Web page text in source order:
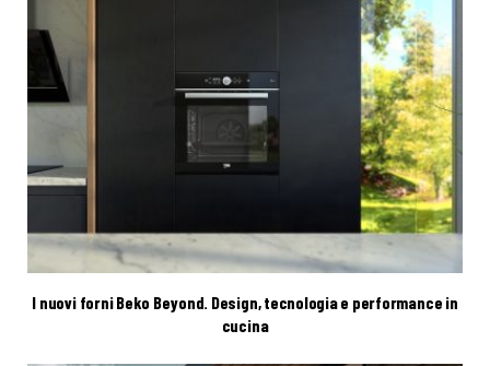
I nuovi forni Beko Beyond. Design, tecnologia e performance in
cucina